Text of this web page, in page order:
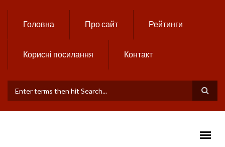
Головна Про сайт Рейтинги
Корисні посилання Контакт
ПОШУКОВА ФОРМА